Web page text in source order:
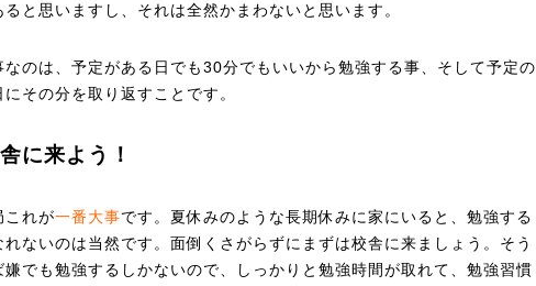
ると思いますし、それは全然かまわないと思います。
のは、予定がある日でも30分でもいいから勉強する事、そして予定の
にその分を取り返すことです。
に来よう！
れが一番大事です。夏休みのような長期休みに家にいると、勉強する
れないのは当然です。面倒くさがらずにまずは校舎に来ましょう。そう
嫌でも勉強するしかないので、しっかりと勉強時間が取れて、勉強習慣